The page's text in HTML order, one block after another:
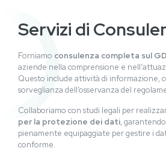
Servizi di
Forniamo consulenza completa sul
aziende nella comprensione e
Questo include attività di informazione,
sorveglianza dell’osservanza del
Collaboriamo con studi legali per
per la protezione dei dati,
pienamente equipaggiate per gestire i
conforme.